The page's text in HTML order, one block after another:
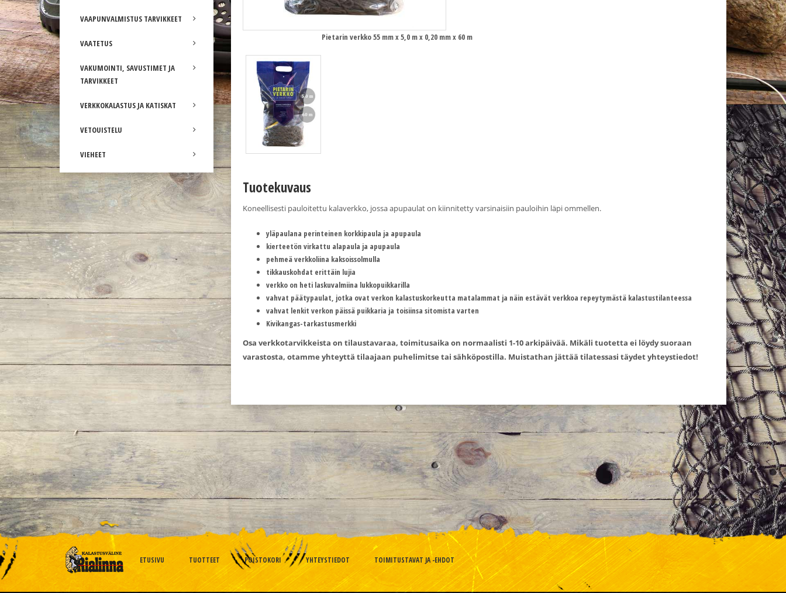
VAAPUNVALMISTUS TARVIKKEET
VAATETUS
VAKUMOINTI, SAVUSTIMET JA
TARVIKKEET
VERKKOKALASTUS JA KATISKAT
VETOUISTELU
VIEHEET
Pietarin verkko 55 mm x 5,0 m x 0,20 mm x 60 m Pietarin verkko 55 mm x 5,0 m x 0,20 mm x 60 m Pietarin verkko 55 mm x 5,0 m x 0,20 mm x 60 m
Tuotekuvaus
Koneellisesti pauloitettu kalaverkko, jossa apupaulat on kiinnitetty varsinaisiin pauloihin läpi ommellen.
yläpaulana perinteinen korkkipaula ja apupaula
kierteetön virkattu alapaula ja apupaula
pehmeä verkkoliina kaksoissolmulla
tikkauskohdat erittäin lujia
verkko on heti laskuvalmiina lukkopuikkarilla
vahvat päätypaulat, jotka ovat verkon kalastuskorkeutta matalammat ja näin estävät verkkoa repeytymästä kalastustilanteessa
vahvat lenkit verkon päissä puikkaria ja toisiinsa sitomista varten
Kivikangas-tarkastusmerkki
Osa verkkotarvikkeista on tilaustavaraa, toimitusaika on normaalisti 1-10 arkipäivää. Mikäli tuotetta ei löydy suoraan
varastosta, otamme yhteyttä tilaajaan puhelimitse tai sähköpostilla. Muistathan jättää tilatessasi täydet yhteystiedot!
ETUSIVU TUOTTEET POISTOKORI YHTEYSTIEDOT TOIMITUSTAVAT JA -EHDOT